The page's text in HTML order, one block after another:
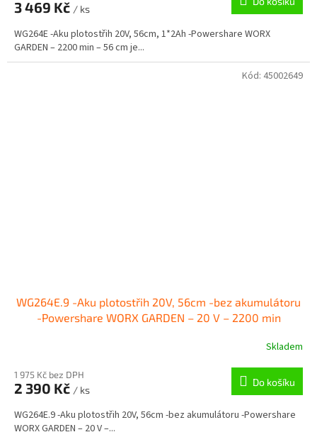
3 469 Kč / ks
WG264E -Aku plotostřih 20V, 56cm, 1*2Ah -Powershare WORX
GARDEN – 2200 min – 56 cm je...
WG264E.9 -Aku plotostřih 20V, 56cm -bez akumulátoru
-Powershare WORX GARDEN – 20 V – 2200 min
Skladem
1 975 Kč bez DPH
2 390 Kč / ks
Do košíku
WG264E.9 -Aku plotostřih 20V, 56cm -bez akumulátoru -Powershare
WORX GARDEN – 20 V –...
Kód: 45002649